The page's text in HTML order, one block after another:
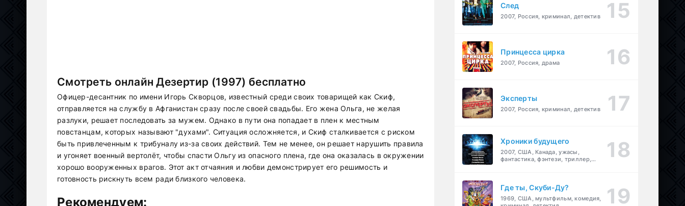
Смотреть онлайн Дезертир (1997) бесплатно
Офицер-десантник по имени Игорь Скворцов, известный среди своих товарищей как Скиф,
отправляется на службу в Афганистан сразу после своей свадьбы. Его жена Ольга, не желая
разлуки, решает последовать за мужем. Однако в пути она попадает в плен к местным
повстанцам, которых называют "духами". Ситуация осложняется, и Скиф сталкивается с риском
быть привлеченным к трибуналу из-за своих действий. Тем не менее, он решает нарушить правила
и угоняет военный вертолёт, чтобы спасти Ольгу из опасного плена, где она оказалась в окружении
хорошо вооруженных врагов. Этот акт отчаяния и любви демонстрирует его решимость и
готовность рискнуть всем ради близкого человека.
Рекомендуем:
След
2007, Россия, криминал, детектив
Принцесса цирка
2007, Россия, драма
Эксперты
2007, Россия, криминал, детектив
Хроники будущего
2007, США, Канада, ужасы,
фантастика, фэнтези, триллер,
Где ты, Скуби-Ду?
1969, США, мультфильм, комедия,